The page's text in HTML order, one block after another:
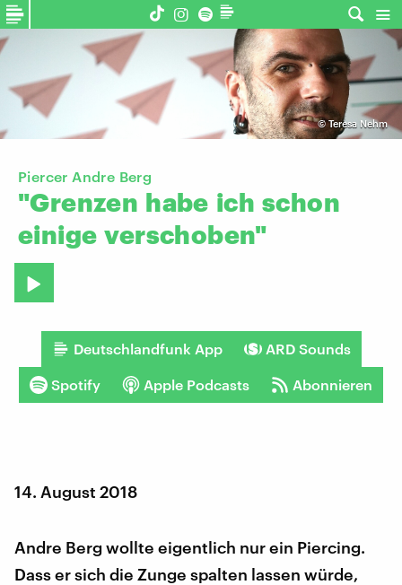
©Teresa Nehm
Piercer Andre Berg
"Grenzen habe ich schon
einige verschoben"
Deutschlandfunk App ARD Sounds
Spotify Apple Podcasts Abonnieren
14. August 2018
Andre Berg wollte eigentlich nur ein Piercing.
Dass er sich die Zunge spalten lassen würde,